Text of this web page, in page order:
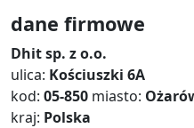
dane firmowe
Dhit sp. z o.o.
ulica: Kościuszki 6A
kod: 05-850 miasto:
kraj: Polska